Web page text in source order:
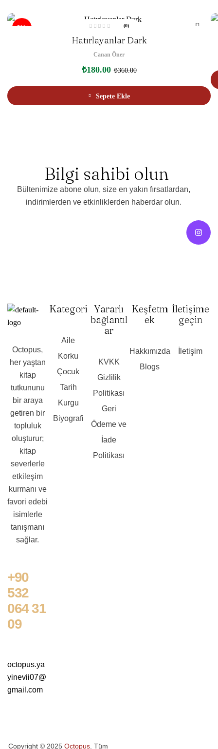
-50%
ü
z
n
d
0
o
y
(0)
Hatırlayanlar Dark
Canan Öner
₺360.00
₺180.00
Sepete Ekle
Bilgi sahibi olun
Bültenimize abone olun, size en yakın fırsatlardan,
indirimlerden ve etkinliklerden haberdar olun.
Octopus,
her yaştan
kitap
tutkununu
bir araya
getiren bir
topluluk
oluşturur;
kitap
severlerle
etkileşim
kurmanı ve
favori edebi
isimlerle
tanışmanı
sağlar.
+90
532
064 31
09
octopus.ya
yinevii07@
gmail.com
Kategori
Aile
Korku
Çocuk
Tarih
Kurgu
Biyografi
Yararlı
bağlantıl
ar
KVKK
Gizlilik
Politikası
Geri
Ödeme ve
İade
Politikası
Keşfetm
ek
Hakkımızda
Blogs
İletişime
geçin
İletişim
Copyright © 2025 Octopus. Tüm